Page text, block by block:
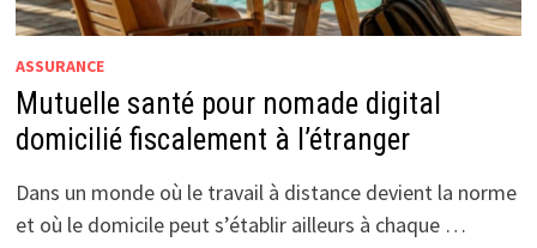
ASSURANCE
Mutuelle santé pour nomade digital
domicilié fiscalement à l’étranger
Dans un monde où le travail à distance devient la norme
et où le domicile peut s’établir ailleurs à chaque …